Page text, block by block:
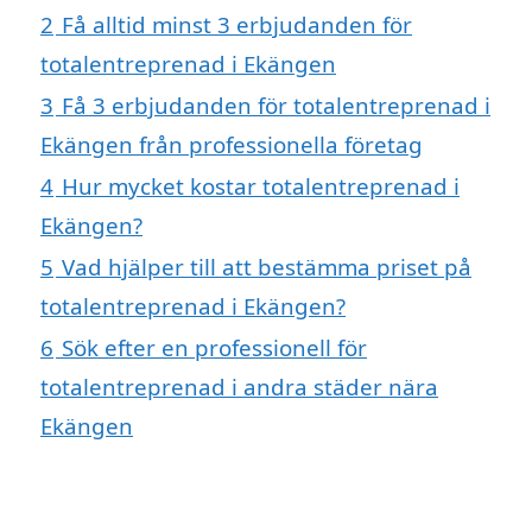
2 Få alltid minst 3 erbjudanden för
totalentreprenad i Ekängen
3 Få 3 erbjudanden för totalentreprenad i
Ekängen från professionella företag
4 Hur mycket kostar totalentreprenad i
Ekängen?
5 Vad hjälper till att bestämma priset på
totalentreprenad i Ekängen?
6 Sök efter en professionell för
totalentreprenad i andra städer nära
Ekängen